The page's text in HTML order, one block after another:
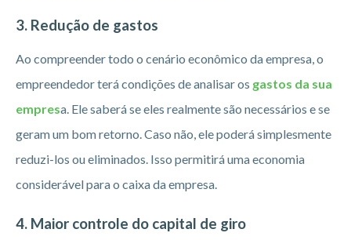
3. Redução de gastos
Ao compreender todo o cenário econômico da empresa, o
empreendedor terá condições de analisar os gastos da sua
empresa. Ele saberá se eles realmente são necessários e se
geram um bom retorno. Caso não, ele poderá simplesmente
reduzi-los ou eliminados. Isso permitirá uma economia
considerável para o caixa da empresa.
4. Maior controle do capital de giro